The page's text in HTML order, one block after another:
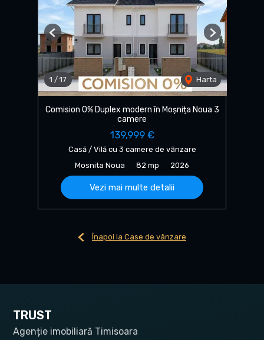
1 / 17 Harta
Previous Next
Comision 0% Duplex modern în Moșnița Noua 3
camere
139,999 €
Casă / Vilă cu 3 camere de vânzare
Mosnita Noua
82 mp 2026
Vezi mai multe detalii
Înapoi la Case de vânzare
TRUST
Agenție imobiliară Timisoara